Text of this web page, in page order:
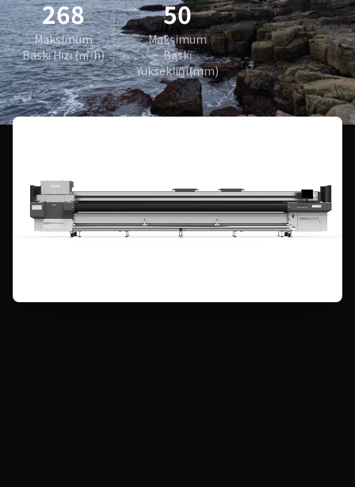
268
Maksimum
Baskı Hızı (㎡/h)
50
Maksimum
Baskı
Yüksekliği(mm)